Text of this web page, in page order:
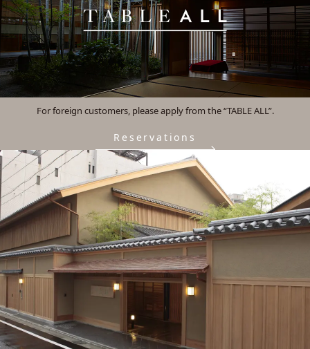
For foreign customers, please apply from the “TABLE ALL”.
Reservations